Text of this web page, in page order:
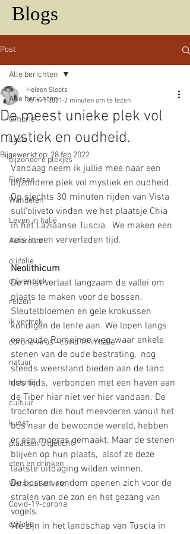
Blogs
Post
Alle berichten
Umbrie
Lazio
bijzondere plekjes
Fietsen
Wandelen
Leven in Italië
Autoroute
olijfolie
olijvenpluk
reizen
ik vertrek
corona virus - covid 19 in Italië
natuur
historie
cultuur
kunst
plaatsen uitgelicht
eten en drinken
Vista sull'oliveto
Covid-19-corona
olijfolie
Alle berichten
De meest unieke plek vol
mystiek en oudheid.
Heleen Sloots
15 mrt 2021 2 minuten om te lezen
Bijgewerkt op: 28 feb 2022
Vandaag neem ik jullie mee naar een
bijzondere plek vol mystiek en oudheid.
Op slechts 30 minuten rijden van Vista
sull'oliveto vinden we het plaatsje Chia
in het Laziaanse Tuscia.  We maken een
reis in een ververleden tijd.
Neolithicum
De mist verlaat langzaam de vallei om
plaats te maken voor de bossen.
Sleutelbloemen en gele krokussen
kondigen de lente aan. We lopen langs
een oude Romeinse weg, waar enkele
stenen van de oude bestrating,  nog
steeds weerstand bieden aan de tand
des tijds,  verbonden met een haven aan
de Tiber hier niet ver hier vandaan. De
tractoren die hout meevoeren vanuit het
bos naar de bewoonde wereld, hebben
er een moeras gemaakt. Maar de stenen
blijven op hun plaats,  alsof ze deze
laatste uitdaging wilden winnen.
De bossen rondom openen zich voor de
stralen van de zon en het gezang van
vogels.
We zijn in het landschap van Tuscia in